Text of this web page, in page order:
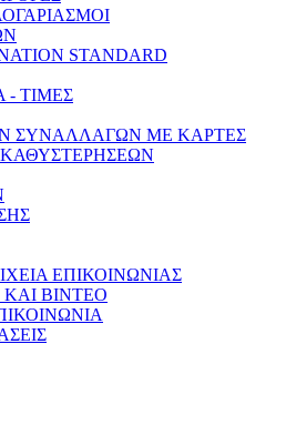
STANDARD
- ΤΙΜΕΣ
ΣΥΝΑΛΛΑΓΩΝ ΜΕ ΚΑΡΤΕΣ
ΚΑΘΥΣΤΕΡΗΣΕΩΝ
ΕΠΙΚΟΙΝΩΝΙΑΣ
ΒΙΝΤΕΟ